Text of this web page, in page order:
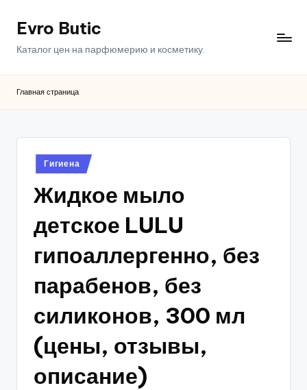
ПерейтиEvro Butic
Каталог цен на парфюмерию и косметику.
Главная страница
Опубликовано
в
Гигиена
Жидкое мыло
детское LULU
гипоаллергенно, без
парабенов, без
силиконов, 300 мл
(цены, отзывы,
описание)